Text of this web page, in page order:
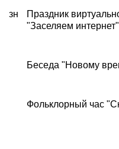
зн
Праздник
"Заселяем интернет"
Беседа "Новому
Фольклорный час